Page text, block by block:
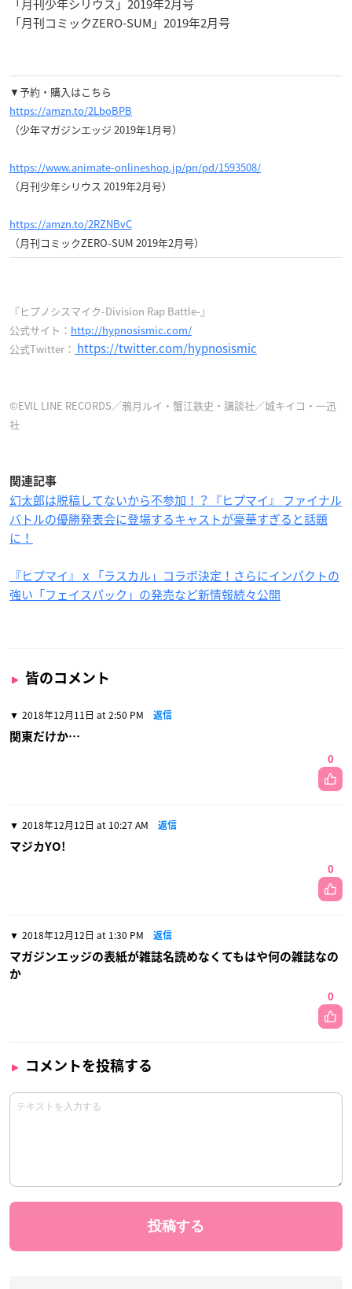
「月刊少年シリウス」2019年2月号
「月刊コミックZERO-SUM」2019年2月号
▼予約・購入はこちら
https://amzn.to/2LboBPB
（少年マガジンエッジ 2019年1月号）
https://www.animate-onlineshop.jp/pn/pd/1593508/
（月刊少年シリウス 2019年2月号）
https://amzn.to/2RZNBvC
（月刊コミックZERO-SUM 2019年2月号）
『ヒプノシスマイク-Division Rap Battle-』
公式サイト： http://hypnosismic.com/
公式Twitter： https://twitter.com/hypnosismic
©EVIL LINE RECORDS／鴉月ルイ・蟹江鉄史・講談社／城キイコ・一迅
社
関連記事
幻太郎は脱稿してないから不参加！？『ヒプマイ』 ファイナル
バトルの優勝発表会に登場するキャストが豪華すぎると話題
に！
『ヒプマイ』ｘ「ラスカル」コラボ決定！さらにインパクトの
強い「フェイスパック」の発売など新情報続々公開
皆のコメント
2018年12月11日 at 2:50 PM 返信
関東だけか…
0
2018年12月12日 at 10:27 AM 返信
マジカYO!
0
2018年12月12日 at 1:30 PM 返信
マガジンエッジの表紙が雑誌名読めなくてもはや何の雑誌なの
か
0
コメントを投稿する